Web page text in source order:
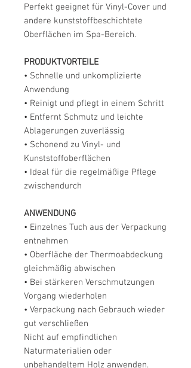
Perfekt geeignet für Vinyl-Cover und
andere kunststoffbeschichtete
Oberflächen im Spa-Bereich.
PRODUKTVORTEILE
• Schnelle und unkomplizierte
Anwendung
• Reinigt und pflegt in einem Schritt
• Entfernt Schmutz und leichte
Ablagerungen zuverlässig
• Schonend zu Vinyl- und
Kunststoffoberflächen
• Ideal für die regelmäßige Pflege
zwischendurch
ANWENDUNG
• Einzelnes Tuch aus der Verpackung
entnehmen
• Oberfläche der Thermoabdeckung
gleichmäßig abwischen
• Bei stärkeren Verschmutzungen
Vorgang wiederholen
• Verpackung nach Gebrauch wieder
gut verschließen
Nicht auf empfindlichen
Naturmaterialien oder
unbehandeltem Holz anwenden.